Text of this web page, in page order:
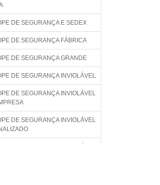
DE SEGURANÇA E SEDEX
DE SEGURANÇA FÁBRICA
DE SEGURANÇA GRANDE
DE SEGURANÇA INVIOLÁVEL
DE SEGURANÇA INVIOLÁVEL
DE SEGURANÇA INVIOLÁVEL